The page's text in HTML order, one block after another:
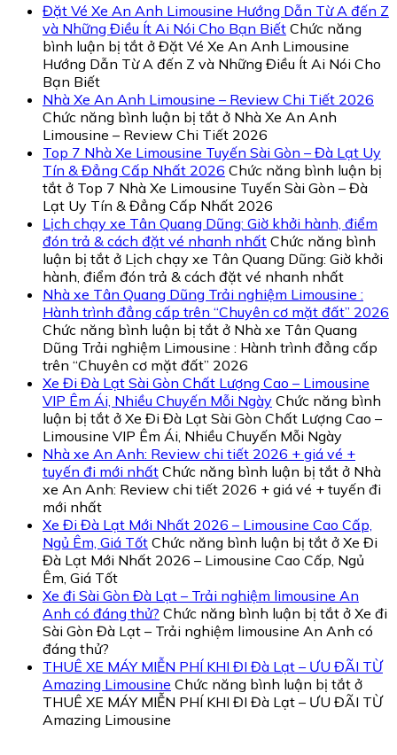
Đặt Vé Xe An Anh Limousine Hướng Dẫn Từ A đến Z
và Những Điều Ít Ai Nói Cho Bạn Biết Chức năng
bình luận bị tắt ở Đặt Vé Xe An Anh Limousine
Hướng Dẫn Từ A đến Z và Những Điều Ít Ai Nói Cho
Bạn Biết
Nhà Xe An Anh Limousine – Review Chi Tiết 2026
Chức năng bình luận bị tắt ở Nhà Xe An Anh
Limousine – Review Chi Tiết 2026
Top 7 Nhà Xe Limousine Tuyến Sài Gòn – Đà Lạt Uy
Tín & Đẳng Cấp Nhất 2026 Chức năng bình luận bị
tắt ở Top 7 Nhà Xe Limousine Tuyến Sài Gòn – Đà
Lạt Uy Tín & Đẳng Cấp Nhất 2026
Lịch chạy xe Tân Quang Dũng: Giờ khởi hành, điểm
đón trả & cách đặt vé nhanh nhất Chức năng bình
luận bị tắt ở Lịch chạy xe Tân Quang Dũng: Giờ khởi
hành, điểm đón trả & cách đặt vé nhanh nhất
Nhà xe Tân Quang Dũng Trải nghiệm Limousine :
Hành trình đẳng cấp trên “Chuyên cơ mặt đất” 2026
Chức năng bình luận bị tắt ở Nhà xe Tân Quang
Dũng Trải nghiệm Limousine : Hành trình đẳng cấp
trên “Chuyên cơ mặt đất” 2026
Xe Đi Đà Lạt Sài Gòn Chất Lượng Cao – Limousine
VIP Êm Ái, Nhiều Chuyến Mỗi Ngày Chức năng bình
luận bị tắt ở Xe Đi Đà Lạt Sài Gòn Chất Lượng Cao –
Limousine VIP Êm Ái, Nhiều Chuyến Mỗi Ngày
Nhà xe An Anh: Review chi tiết 2026 + giá vé +
tuyến đi mới nhất Chức năng bình luận bị tắt ở Nhà
xe An Anh: Review chi tiết 2026 + giá vé + tuyến đi
mới nhất
Xe Đi Đà Lạt Mới Nhất 2026 – Limousine Cao Cấp,
Ngủ Êm, Giá Tốt Chức năng bình luận bị tắt ở Xe Đi
Đà Lạt Mới Nhất 2026 – Limousine Cao Cấp, Ngủ
Êm, Giá Tốt
Xe đi Sài Gòn Đà Lạt – Trải nghiệm limousine An
Anh có đáng thử? Chức năng bình luận bị tắt ở Xe đi
Sài Gòn Đà Lạt – Trải nghiệm limousine An Anh có
đáng thử?
THUÊ XE MÁY MIỄN PHÍ KHI ĐI Đà Lạt – ƯU ĐÃI TỪ
Amazing Limousine Chức năng bình luận bị tắt ở
THUÊ XE MÁY MIỄN PHÍ KHI ĐI Đà Lạt – ƯU ĐÃI TỪ
Amazing Limousine